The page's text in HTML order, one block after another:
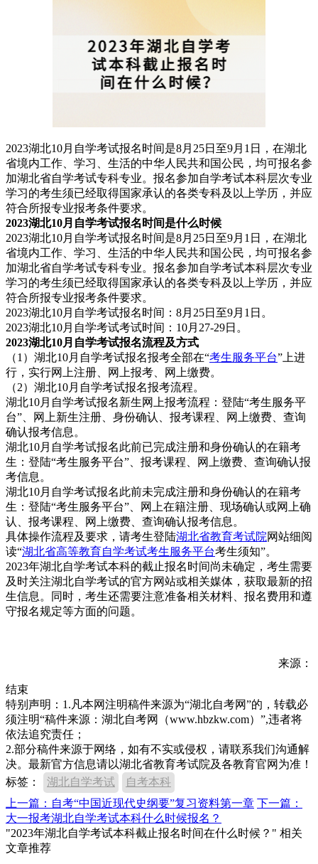
2023湖北10月自学考试报名时间是8月25日至9月1日，在湖北
省境内工作、学习、生活的中华人民共和国公民，均可报名参
加湖北省自学考试专科专业。报名参加自学考试本科层次专业
学习的考生须已经取得国家承认的各类专科及以上学历，并应
符合所报专业报考条件要求。
2023湖北10月自学考试报名时间是什么时候
2023湖北10月自学考试报名时间是8月25日至9月1日，在湖北
省境内工作、学习、生活的中华人民共和国公民，均可报名参
加湖北省自学考试专科专业。报名参加自学考试本科层次专业
学习的考生须已经取得国家承认的各类专科及以上学历，并应
符合所报专业报考条件要求。
2023湖北10月自学考试报名时间：8月25日至9月1日。
2023湖北10月自学考试考试时间：10月27-29日。
2023湖北10月自学考试报名流程及方式
（1）湖北10月自学考试报名报考全部在“考生服务平台”上进
行，实行网上注册、网上报考、网上缴费。
（2）湖北10月自学考试报名报考流程。
湖北10月自学考试报名新生网上报考流程：登陆“考生服务平
台”、网上新生注册、身份确认、报考课程、网上缴费、查询
确认报考信息。
湖北10月自学考试报名此前已完成注册和身份确认的在籍考
生：登陆“考生服务平台”、报考课程、网上缴费、查询确认报
考信息。
湖北10月自学考试报名此前未完成注册和身份确认的在籍考
生：登陆“考生服务平台”、网上在籍注册、现场确认或网上确
认、报考课程、网上缴费、查询确认报考信息。
具体操作流程及要求，请考生登陆湖北省教育考试院网站细阅
读“湖北省高等教育自学考试考生服务平台考生须知”。
2023年湖北自学考试本科的截止报名时间尚未确定，考生需要
及时关注湖北自学考试的官方网站或相关媒体，获取最新的招
生信息。同时，考生还需要注意准备相关材料、报名费用和遵
守报名规定等方面的问题。
来源：
结束
特别声明：1.凡本网注明稿件来源为“湖北自考网”的，转载必
须注明“稿件来源：湖北自考网（www.hbzkw.com）”,违者将
依法追究责任；
2.部分稿件来源于网络，如有不实或侵权，请联系我们沟通解
决。最新官方信息请以湖北省教育考试院及各教育官网为准！
标签：
湖北自学考试
自考本科
上一篇：自考“中国近现代史纲要”复习资料第一章 下一篇：
大一报考湖北自学考试本科什么时候报名？
"2023年湖北自学考试本科截止报名时间在什么时候？" 相关
文章推荐